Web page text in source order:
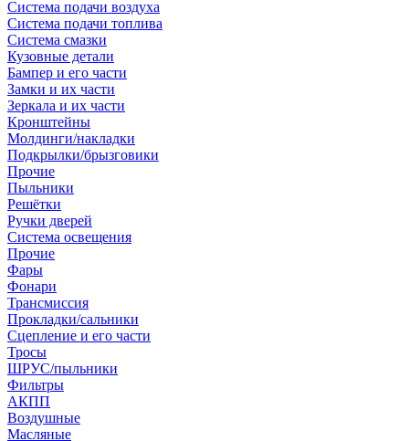
Система подачи воздуха
Система подачи топлива
Система смазки
Кузовные детали
Бампер и его части
Замки и их части
Зеркала и их части
Кронштейны
Молдинги/накладки
Подкрылки/брызговики
Прочие
Пыльники
Решётки
Ручки дверей
Система освещения
Прочие
Фары
Фонари
Трансмиссия
Прокладки/сальники
Сцепление и его части
Тросы
ШРУС/пыльники
Фильтры
АКПП
Воздушные
Масляные